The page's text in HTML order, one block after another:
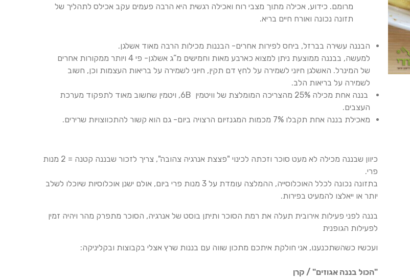
מרומם. כידוע, אכילה מתוך מצבי רוח ואכילה רגשית היא הרבה פעמים עקב אכילס לתהליך של
תזונה נכונה ואורח חיים בריא.
הבננה עשירה בברזל, ביחס לפירות אחרים- הבננות מכילות הרבה מאוד אשלגן.
למעשה, בבננה ממוצעת ניתן למצוא כארבע מאות וחמישים מ”ג אשלגן- פי 4 ויותר ממקורות אחרים
של המינרל. האשלגן חיוני לשמירה על לחץ דם תקין, חיוני לשמירה על בריאות העצמות וכן, חשוב
לשמירה על בריאות הלב.
בננה אחת מכילה 25% מהצריכה המומלצת של וויטמין 6B, ויטמין שחשוב מאוד לתפקוד מערכת
העצבים.
מאכילת בננה אחת תקבלו 7% מכמות המגנזיום הרצויה ביום- גם הוא קשור להתכווצויות שרירים.
כיוון שבננה מכילה לא מעט סוכר וזכתה לכינוי "פצצת אנרגיה צהובה", צריך לזכור שבננה קטנה = 2 מנות
פרי.
בתזונה נכונה לכלל האוכלוסייה, ההמלצה עומדת על 3 מנות פרי ביום, אולם ישנן אוכלוסיות שיוכלו לשלב
יותר או ייאלצו להמעיט בפירות.
בננה לפני פעילות אירובית תעלה את רמת הסוכר ותיתן בוסט של אנרגיה, הסוכר מתפרק מהר ויהיה זמין
לפעילות הגופנית
ועכשיו כשהשתכנענו, אני חולקת איתכם מתכון שווה עם בננות שרץ אצלי בקבוצות ובקליניקה:
"הכול בננה אגוזים" / קרן